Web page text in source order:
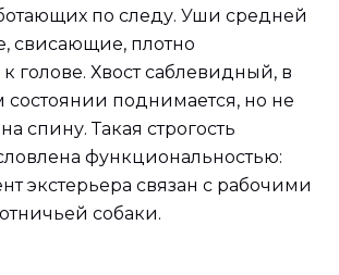
по следу. Уши средней
свисающие, плотно
голове. Хвост саблевидный, в
поднимается, но не
спину. Такая строгость
функциональностью:
экстерьера связан с рабочими
собаки.